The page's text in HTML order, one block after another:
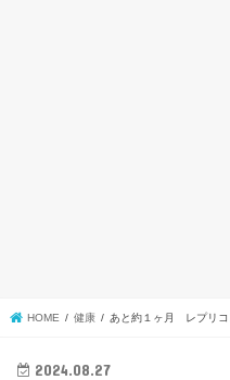
HOME 健康 あと約１ヶ月 レプリ
2024.08.27